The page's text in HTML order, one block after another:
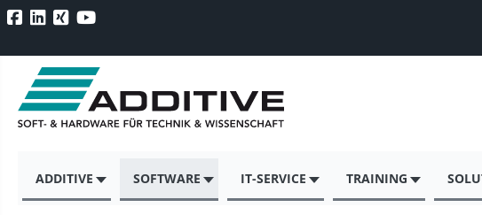
ADDITIVE SOFTWARE IT-SERVICE TRAINING